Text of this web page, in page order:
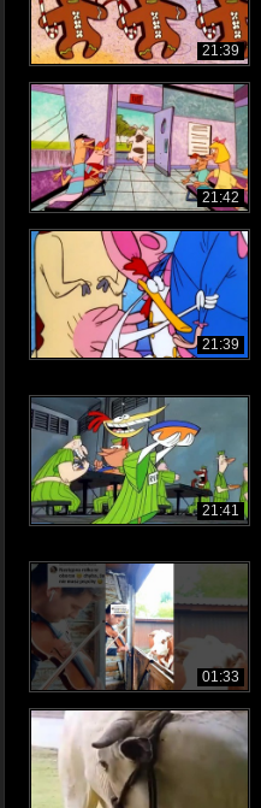
21:39
21:42
21:39
21:41
01:33